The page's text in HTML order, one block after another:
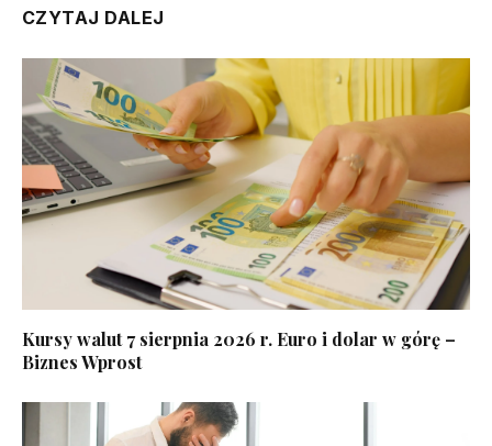
CZYTAJ DALEJ
Kursy walut 7 sierpnia 2026 r. Euro i dolar w górę –
Biznes Wprost